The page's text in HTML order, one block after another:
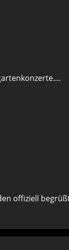
offiziell